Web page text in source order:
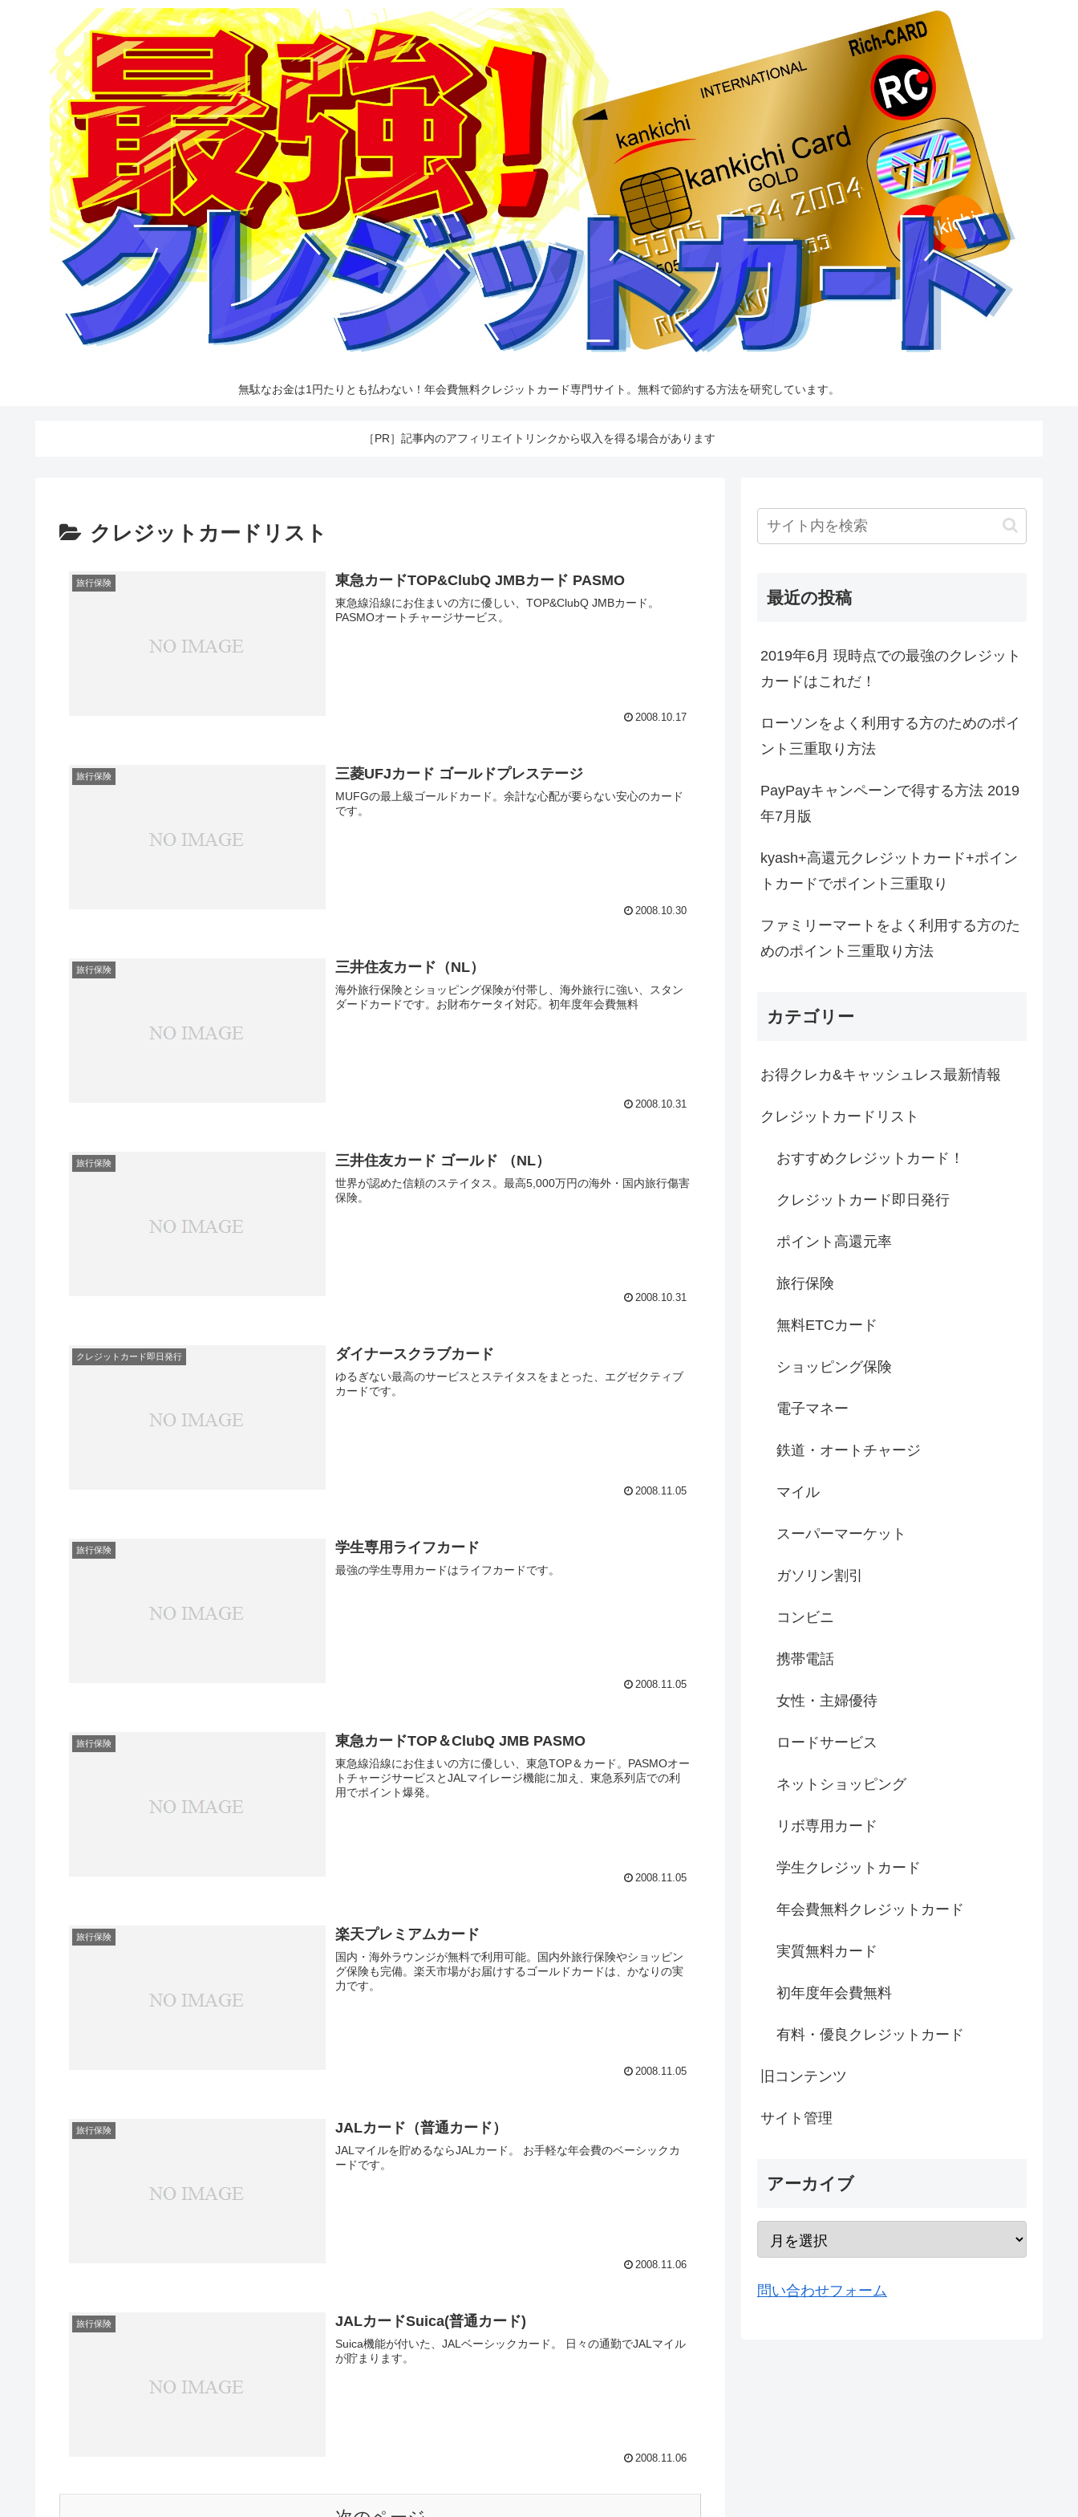
無駄なお金は1円たりとも払わない！年会費無料クレジットカード専門サイト。無料で節約する方法を研究しています。
［PR］記事内のアフィリエイトリンクから収入を得る場合があります
クレジットカードリスト
旅行保険 東急カードTOP&ClubQ JMBカード PASMO
東急線沿線にお住まいの方に優しい、TOP&ClubQ JMBカード。
PASMOオートチャージサービス。
2008.10.17
旅行保険 三菱UFJカード ゴールドプレステージ
MUFGの最上級ゴールドカード。余計な心配が要らない安心のカード
です。
2008.10.30
旅行保険 三井住友カード（NL）
海外旅行保険とショッピング保険が付帯し、海外旅行に強い、スタン
ダードカードです。お財布ケータイ対応。初年度年会費無料
2008.10.31
旅行保険 三井住友カード ゴールド （NL）
世界が認めた信頼のステイタス。最高5,000万円の海外・国内旅行傷害
保険。
2008.10.31
クレジットカード即日発行 ダイナースクラブカード
ゆるぎない最高のサービスとステイタスをまとった、エグゼクティブ
カードです。
2008.11.05
旅行保険 学生専用ライフカード
最強の学生専用カードはライフカードです。
2008.11.05
旅行保険 東急カードTOP＆ClubQ JMB PASMO
東急線沿線にお住まいの方に優しい、東急TOP＆カード。PASMOオー
トチャージサービスとJALマイレージ機能に加え、東急系列店での利
用でポイント爆発。
2008.11.05
旅行保険 楽天プレミアムカード
国内・海外ラウンジが無料で利用可能。国内外旅行保険やショッピン
グ保険も完備。楽天市場がお届けするゴールドカードは、かなりの実
力です。
2008.11.05
旅行保険 JALカード（普通カード）
JALマイルを貯めるならJALカード。 お手軽な年会費のベーシックカ
ードです。
2008.11.06
旅行保険 JALカードSuica(普通カード)
Suica機能が付いた、JALベーシックカード。 日々の通勤でJALマイル
が貯まります。
2008.11.06
最近の投稿
2019年6月 現時点での最強のクレジット
カードはこれだ！
ローソンをよく利用する方のためのポイ
ント三重取り方法
PayPayキャンペーンで得する方法 2019
年7月版
kyash+高還元クレジットカード+ポイン
トカードでポイント三重取り
ファミリーマートをよく利用する方のた
めのポイント三重取り方法
カテゴリー
お得クレカ&キャッシュレス最新情報
クレジットカードリスト
おすすめクレジットカード！
クレジットカード即日発行
ポイント高還元率
旅行保険
無料ETCカード
ショッピング保険
電子マネー
鉄道・オートチャージ
マイル
スーパーマーケット
ガソリン割引
コンビニ
携帯電話
女性・主婦優待
ロードサービス
ネットショッピング
リボ専用カード
学生クレジットカード
年会費無料クレジットカード
実質無料カード
初年度年会費無料
有料・優良クレジットカード
旧コンテンツ
サイト管理
アーカイブ
問い合わせフォーム